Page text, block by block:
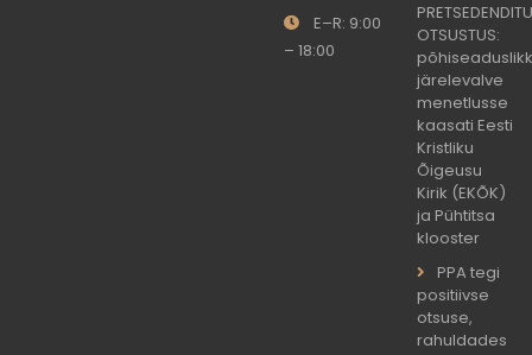
E–R: 9:00
– 18:00
PRETSEDENDITU
OTSUSTUS:
järelevalve
menetlusse
kaasati Eesti
Kristliku
Õigeusu
Kirik (EKÕK)
ja Pühtitsa
klooster
PPA tegi
positiivse
otsuse,
rahuldades